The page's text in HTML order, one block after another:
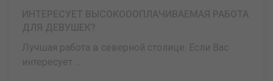
Лучшая работа в северной столице. Если Вас
интересует ...